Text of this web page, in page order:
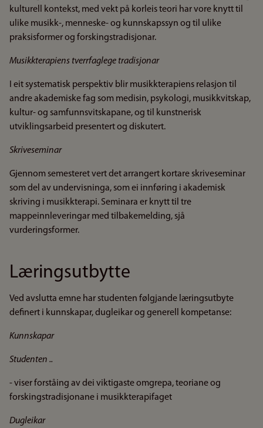
kulturell kontekst, med vekt på korleis teori har vore knytt til
ulike musikk-, menneske- og kunnskapssyn og til ulike
praksisformer og forskingstradisjonar.
Musikkterapiens tverrfaglege tradisjonar
I eit systematisk perspektiv blir musikkterapiens relasjon til
andre akademiske fag som medisin, psykologi, musikkvitskap,
kultur- og samfunnsvitskapane, og til kunstnerisk
utviklingsarbeid presentert og diskutert.
Skriveseminar
Gjennom semesteret vert det arrangert kortare skriveseminar
som del av undervisninga, som ei innføring i akademisk
skriving i musikkterapi. Seminara er knytt til tre
mappeinnleveringar med tilbakemelding, sjå
vurderingsformer.
Læringsutbytte
Ved avslutta emne har studenten følgjande læringsutbyte
definert i kunnskapar, dugleikar og generell kompetanse:
Kunnskapar
Studenten ..
- viser forståing av dei viktigaste omgrepa, teoriane og
forskingstradisjonane i musikkterapifaget
Dugleikar